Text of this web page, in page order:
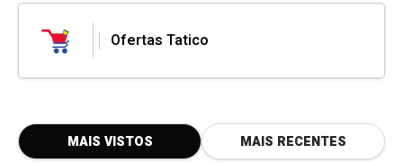
Ofertas Tatico
MAIS VISTOS MAIS RECENTES